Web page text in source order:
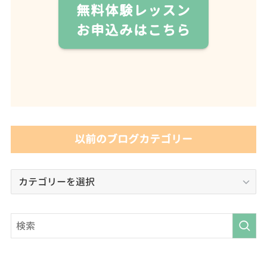
無料体験レッスン
お申込みはこちら
以前のブログカテゴリー
前
ブ
ロ